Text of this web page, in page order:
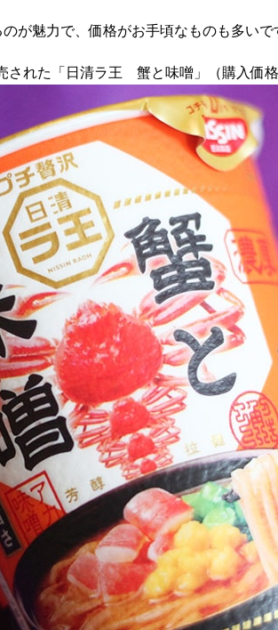
が魅力で、価格がお手頃なものも多い
された「日清ラ王 蟹と味噌」（購入価格